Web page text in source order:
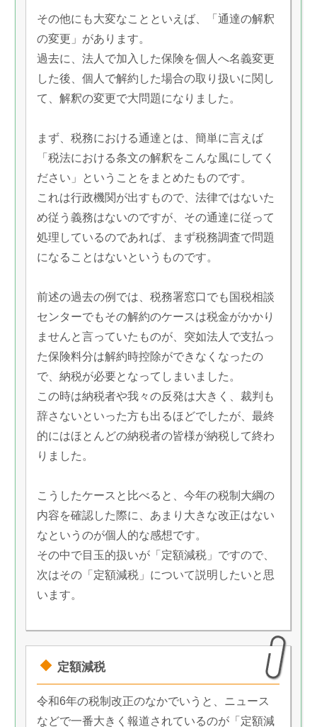
その他にも大変なことといえば、「通達の解釈
の変更」があります。
過去に、法人で加入した保険を個人へ名義変更
した後、個人で解約した場合の取り扱いに関し
て、解釈の変更で大問題になりました。
まず、税務における通達とは、簡単に言えば
「税法における条文の解釈をこんな風にしてく
ださい」ということをまとめたものです。
これは行政機関が出すもので、法律ではないた
め従う義務はないのですが、その通達に従って
処理しているのであれば、まず税務調査で問題
になることはないというものです。
前述の過去の例では、税務署窓口でも国税相談
センターでもその解約のケースは税金がかかり
ませんと言っていたものが、突如法人で支払っ
た保険料分は解約時控除ができなくなったの
で、納税が必要となってしまいました。
この時は納税者や我々の反発は大きく、裁判も
辞さないといった方も出るほどでしたが、最終
的にはほとんどの納税者の皆様が納税して終わ
りました。
こうしたケースと比べると、今年の税制大綱の
内容を確認した際に、あまり大きな改正はない
なというのが個人的な感想です。
その中で目玉的扱いが「定額減税」ですので、
次はその「定額減税」について説明したいと思
います。
定額減税
令和6年の税制改正のなかでいうと、ニュース
などで一番大きく報道されているのが「定額減